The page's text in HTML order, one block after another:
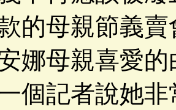
的母親節義
娜母親喜愛
個記者說她